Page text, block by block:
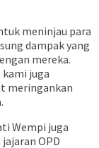
meninjau para
dampak yang
mereka.
juga
meringankan
Wempi juga
OPD